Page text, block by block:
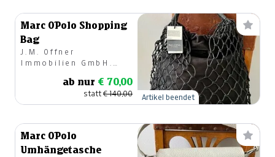
Marc O´Polo Shopping
Bag
J.M. Offner
Immobilien GmbH.
ab nur € 70,00
statt€ 140,00 Artikel beendet
Marc O´Polo
Umhängetasche